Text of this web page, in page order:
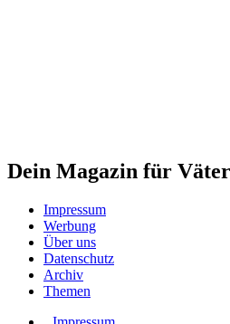
Dein Magazin für
Impressum
Werbung
Über uns
Datenschutz
Archiv
Themen